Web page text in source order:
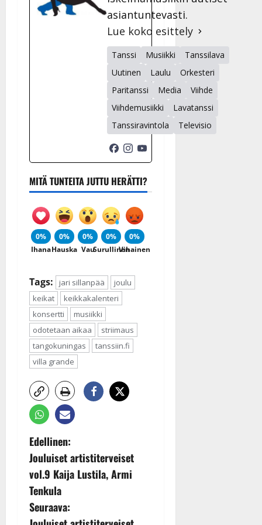
asiantuntevasti.
Lue koko esittely
Tanssi Musiikki
Tanssilava
Uutinen
Laulu
Orkesteri
Paritanssi
Media
Viihde
Viihdemusiikki
Lavatanssi
Tanssiravintola
Televisio
MITÄ TUNTEITA JUTTU HERÄTTI?
0%
Ihana
0%
Hauska
0%
Vau
0%
Surullinen
0%
Vihainen
Tags: jari sillanpää
joulu
keikat
keikkakalenteri
konsertti
musiikki
odotetaan aikaa
striimaus
tangokuningas
tanssiin.fi
villa grande
P
o
s
t
Edellinen:
Jouluiset artistiterveiset
vol.9 Kaija Lustila, Armi
Tenkula
Seuraava: